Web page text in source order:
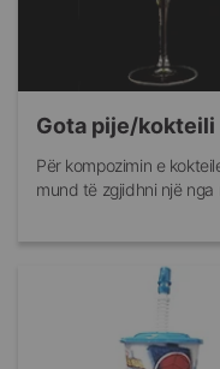
Gota pije/kokteili
Për kompozimin e
mund të zgjidhni një nga